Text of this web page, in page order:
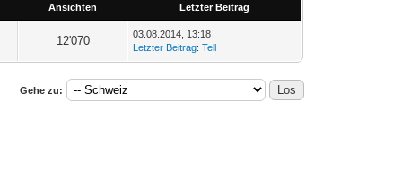
Ansichten Letzter Beitrag
12'070
03.08.2014, 13:18
Letzter Beitrag:Tell
Gehe zu: